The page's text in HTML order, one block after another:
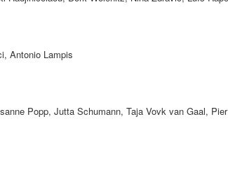
Antonio Lampis
Popp, Jutta Schumann, Taja Vovk van Gaal,